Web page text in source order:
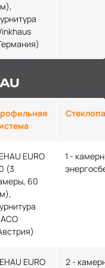
EURO
(3
60
1 -
EURO
2 -